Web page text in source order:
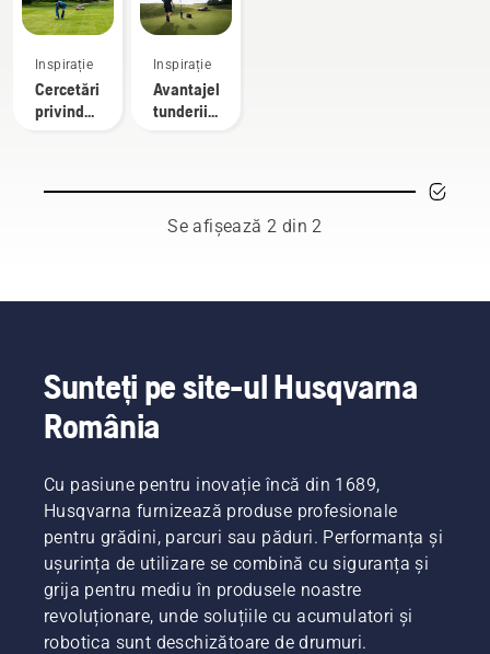
Inspirație
Cercetări
privind
gazonului
Inspirație
Avantajele
tunderii
pentru
îngrijitorii
terenurior
Se afișează 2 din 2
Sunteți pe site-ul Husqvarna
România
Cu pasiune pentru inovație încă din 1689,
Husqvarna furnizează produse profesionale
pentru grădini, parcuri sau păduri. Performanța și
ușurința de utilizare se combină cu siguranța și
grija pentru mediu în produsele noastre
revoluționare, unde soluțiile cu acumulatori și
robotica sunt deschizătoare de drumuri.